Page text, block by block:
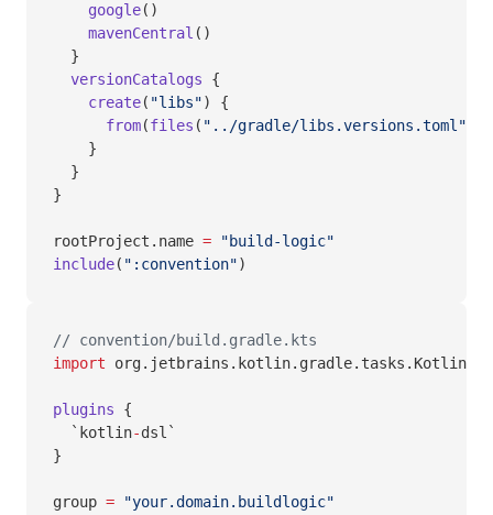
    google
()
    mavenCentral
()
  }
  versionCatalogs
{
    create
( "libs") {
      from
(files ( "../gradle/libs.versions.toml"
    }
  }
}
rootProject.name = "build-logic"
include( ":convention")
// convention/build.gradle.kts
import
plugins {
  `kotlin
-dsl`
}
group = "your.domain.buildlogic"